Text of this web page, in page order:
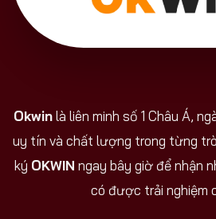
Okwinlà liên minh số 1 Châu Á,
uy tín và chất lượng trong từng
ký OKWIN ngay bây giờ để nhận
có được trải nghiệm